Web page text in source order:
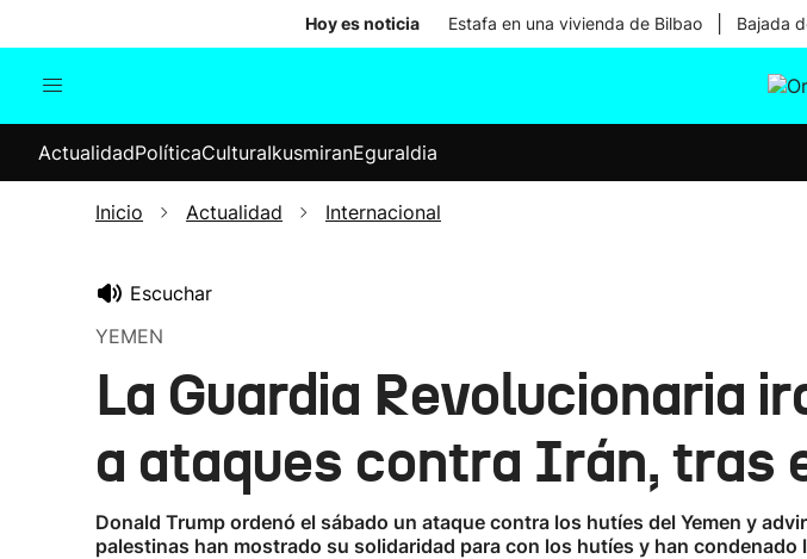
Hoy es noticia Estafa en una vivienda de Bilbao Bajada
Internacional
Elecciones
ActualidadPolíticaCulturaIkusmiranEguraldia
Inicio Actualidad Internacional
Escuchar
YEMEN
La Guardia Revolucionaria
a ataques contra Irán, tras
Donald Trump ordenó el sábado un ataque contra los hutíes del Yemen y
palestinas han mostrado su solidaridad para con los hutíes y han condenado